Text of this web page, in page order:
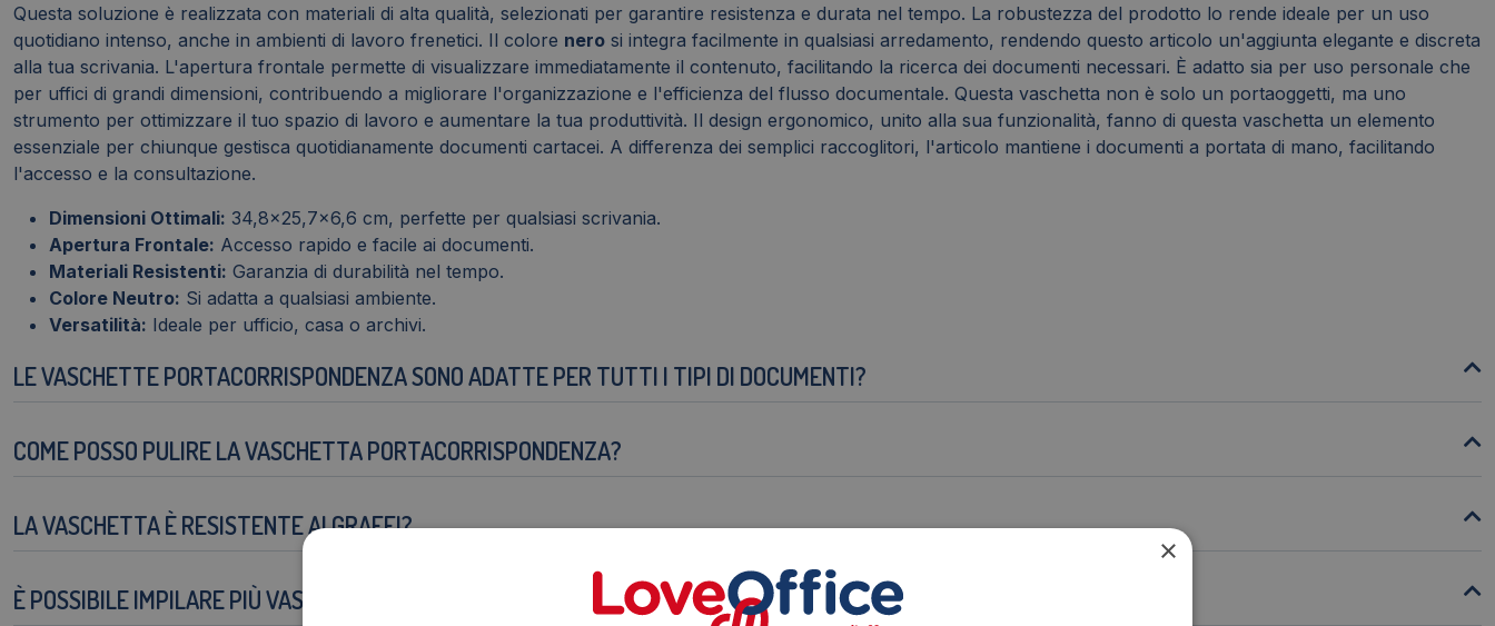
Questa soluzione è realizzata con materiali di alta qualità, selezionati per garantire resistenza e durata nel tempo. La robustezza del prodotto lo rende ideale per un uso
quotidiano intenso, anche in ambienti di lavoro frenetici. Il colore nero si integra facilmente in qualsiasi arredamento, rendendo questo articolo un'aggiunta elegante e discreta
alla tua scrivania. L'apertura frontale permette di visualizzare immediatamente il contenuto, facilitando la ricerca dei documenti necessari. È adatto sia per uso personale che
per uffici di grandi dimensioni, contribuendo a migliorare l'organizzazione e l'efficienza del flusso documentale. Questa vaschetta non è solo un portaoggetti, ma uno
strumento per ottimizzare il tuo spazio di lavoro e aumentare la tua produttività. Il design ergonomico, unito alla sua funzionalità, fanno di questa vaschetta un elemento
essenziale per chiunque gestisca quotidianamente documenti cartacei. A differenza dei semplici raccoglitori, l'articolo mantiene i documenti a portata di mano, facilitando
l'accesso e la consultazione.
Dimensioni Ottimali: 34,8x25,7x6,6 cm, perfette per qualsiasi scrivania.
Apertura Frontale: Accesso rapido e facile ai documenti.
Materiali Resistenti: Garanzia di durabilità nel tempo.
Colore Neutro: Si adatta a qualsiasi ambiente.
Versatilità: Ideale per ufficio, casa o archivi.
LE VASCHETTE PORTACORRISPONDENZA SONO ADATTE PER TUTTI I TIPI DI DOCUMENTI?
COME POSSO PULIRE LA VASCHETTA PORTACORRISPONDENZA?
LA VASCHETTA È RESISTENTE AI GRAFFI?
È POSSIBILE IMPILARE PIÙ VASCHETTE?
×